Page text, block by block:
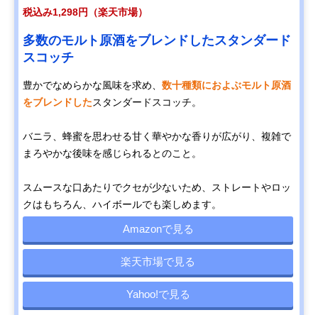
税込み1,298円（楽天市場）
多数のモルト原酒をブレンドしたスタンダード
スコッチ
豊かでなめらかな風味を求め、 数十種類におよぶモルト原酒
をブレンドしたスタンダードスコッチ。
バニラ、蜂蜜を思わせる甘く華やかな香りが広がり、複雑で
まろやかな後味を感じられるとのこと。
スムースな口あたりでクセが少ないため、ストレートやロッ
クはもちろん、ハイボールでも楽しめます。
Amazonで見る
楽天市場で見る
Yahoo!で見る